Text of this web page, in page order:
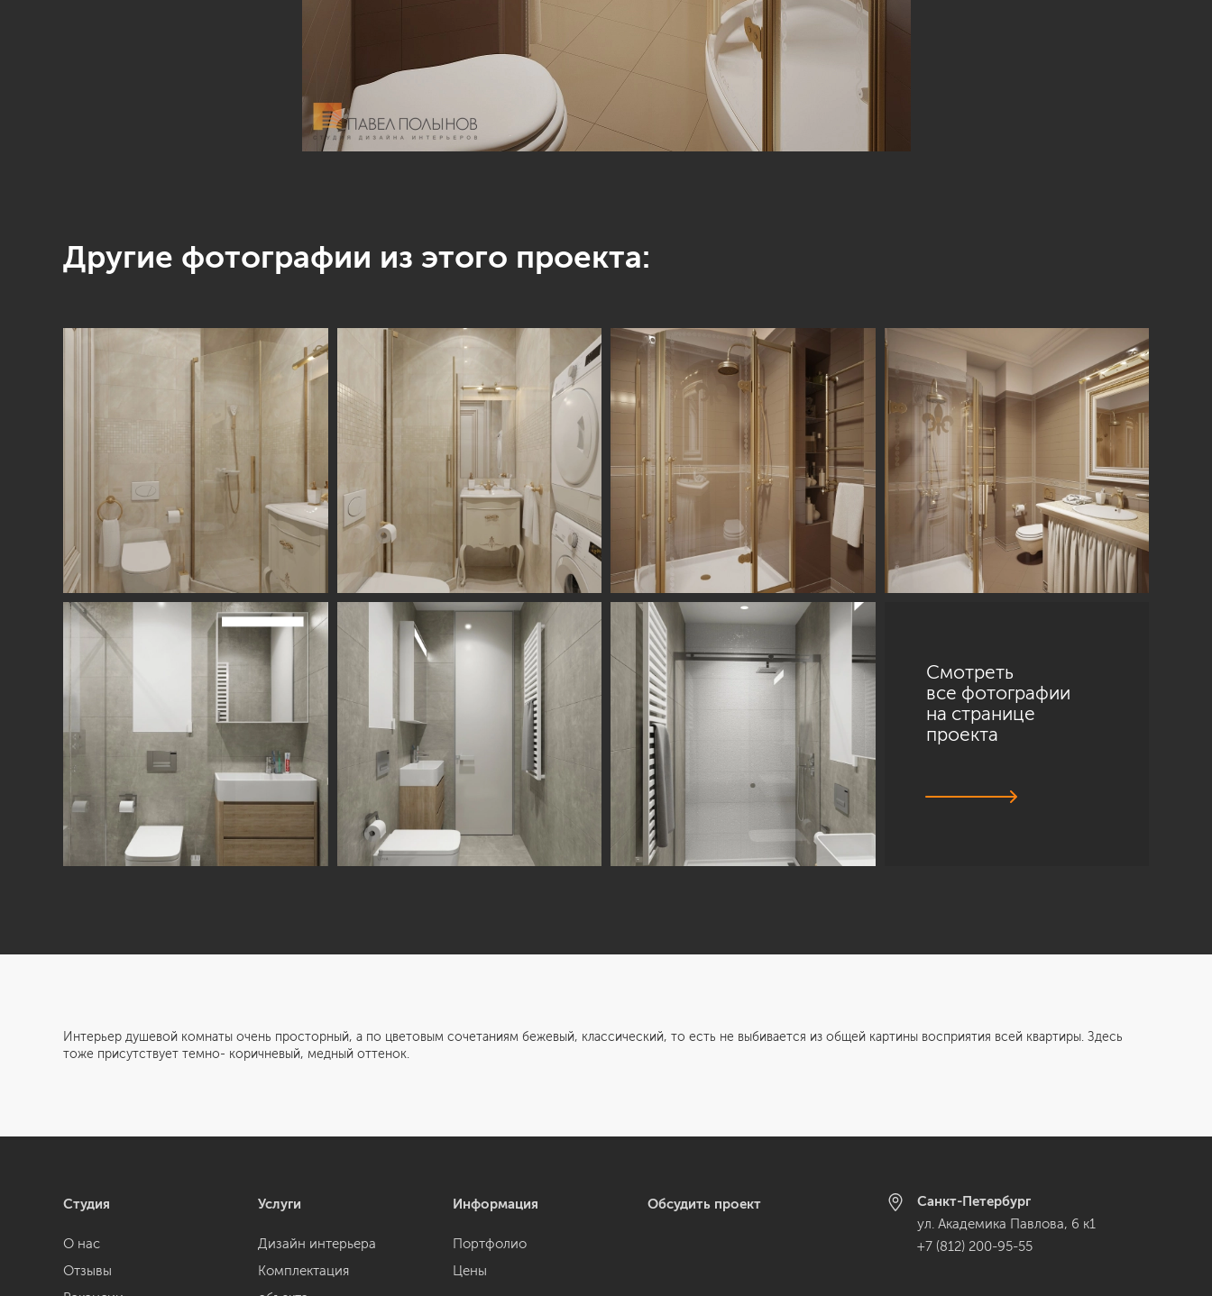
Другие фотографии из этого проекта:
Смотреть
все фотографии
на странице
проекта
Интерьер душевой комнаты очень просторный, а по цветовым сочетаниям бежевый, классический, то есть не выбивается из общей картины восприятия всей квартиры. Здесь
тоже присутствует темно- коричневый, медный оттенок.
Студия
О нас
Отзывы
Услуги
Дизайн интерьера
Комплектация
Информация
Портфолио
Цены
Обсудить проект
Санкт-Петербург
ул. Академика Павлова, 6 к1
+7 (812) 200-95-55